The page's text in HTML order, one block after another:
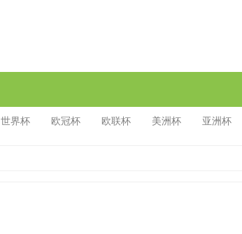
世界杯 欧冠杯 欧联杯 美洲杯 亚洲杯